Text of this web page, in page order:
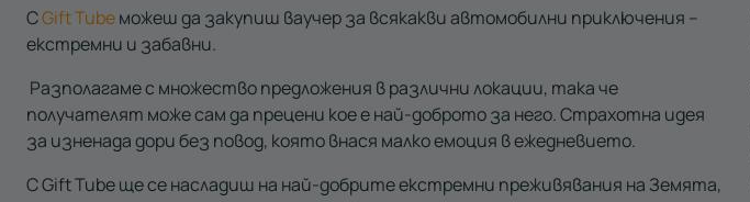
СGift Tubeможеш да закупиш ваучер за всякакви автомобилни приключения –
екстремни и забавни.
Разполагаме с множество предложения в различни локации, така че
получателят може сам да прецени кое е най-доброто за него. Страхотна идея
за изненада дори без повод, която внася малко емоция в ежедневието.
С Gift Tube ще се насладиш на най-добрите екстремни преживявания на Земята,